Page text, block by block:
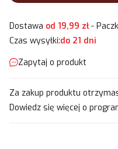
Dostawa od 19,99 zł-
Czas wysyłki:do 21 dni
Zapytaj o produkt
Za zakup produktu
Dowiedz się więcej o